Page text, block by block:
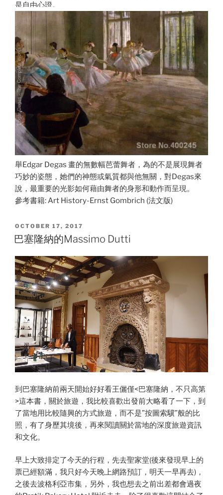
是自由心證。
舉Edgar Degas 畫的無數幅芭蕾舞者，為的不是展現舞者
巧妙的姿態，她們的神態或氣質都與他無關，對Degas來
說，最重要的光影如何藉由舞者的身形和動作而呈現。
參考書籍: Art History-Ernst Gombrich (法文版)
POSTED
ON
OCTOBER 17, 2017
巴塞隆納的Massimo Dutti
到巴塞隆納前兩天開始好好看王儷僅<巴塞隆納，不只高第
>這本書，關於旅遊，我比較喜歡出發前大略看了一下，到
了當地用比較隨興的方式旅遊，而不是”按圖索驥”般的比
照，有了身歷其境後，再來閱讀關於當地的深度旅遊資訊
和文化。
早上大致排定了今天的行程，先去聖家堂(後來發現早上的
票已經額滿，我只好今天晚上網路預訂，明天一早再去)，
之後去波格利亞市集，另外，我也想去之前出差都會過夜